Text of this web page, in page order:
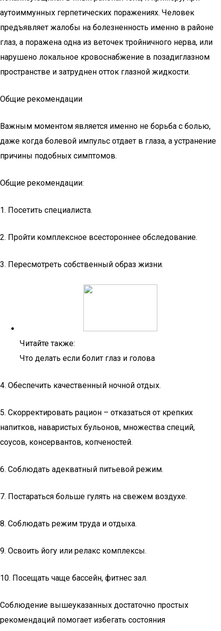
аутоиммунных герпетических поражениях. Человек
предъявляет жалобы на болезненность именно в районе
глаз, а поражена одна из веточек тройничного нерва, или
нарушено локальное кровоснабжение в позадиглазном
пространстве и затруднен отток глазной жидкости.
Общие рекомендации
Важным моментом является именно не борьба с болью,
даже когда болевой импульс отдает в глаза, а устранение
причины подобных симптомов.
Общие рекомендации:
1. Посетить специалиста.
2. Пройти комплексное всестороннее обследование.
3. Пересмотреть собственный образ жизни.
Читайте также:
Что делать если болит глаз и голова
4. Обеспечить качественный ночной отдых.
5. Скорректировать рацион – отказаться от крепких
напитков, наваристых бульонов, множества специй,
соусов, консервантов, копченостей.
6. Соблюдать адекватный питьевой режим.
7. Постараться больше гулять на свежем воздухе.
8. Соблюдать режим труда и отдыха.
9. Освоить йогу или релакс комплексы.
10. Посещать чаще бассейн, фитнес зал.
Соблюдение вышеуказанных достаточно простых
рекомендаций помогает избегать состояния